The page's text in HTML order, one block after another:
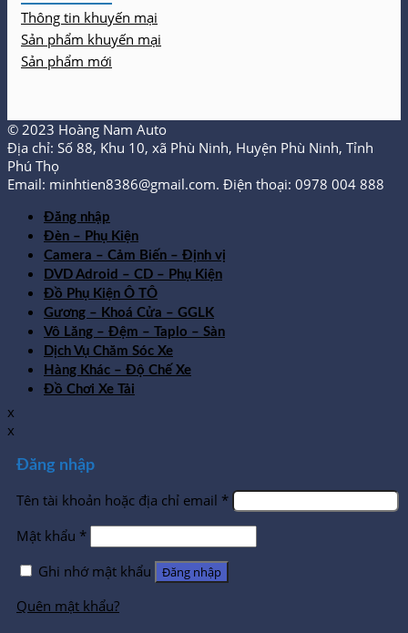
Thông tin khuyến mại
Sản phẩm khuyến mại
Sản phẩm mới
© 2023 Hoàng Nam Auto
Địa chỉ: Số 88, Khu 10, xã Phù Ninh, Huyện Phù Ninh, Tỉnh
Phú Thọ
Email: minhtien8386@gmail.com. Điện thoại: 0978 004 888
Đăng nhập
Đèn – Phụ Kiện
Camera – Cảm Biến – Định vị
DVD Adroid – CD – Phụ Kiện
Đồ Phụ Kiện Ô TÔ
Gương – Khoá Cửa – GGLK
Vô Lăng – Đệm – Taplo – Sàn
Dịch Vụ Chăm Sóc Xe
Hàng Khác – Độ Chế Xe
Đồ Chơi Xe Tải
x
x
Đăng nhập
Tên tài khoản hoặc địa chỉ email *
Mật khẩu *
Ghi nhớ mật khẩu
Đăng nhập
Quên mật khẩu?